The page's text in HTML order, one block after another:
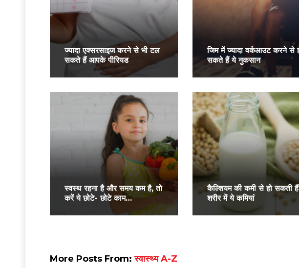
ज्यादा एक्सरसाइज करने से भी टल
सकते हैं आपके पीरियड
जिम में ज्‍यादा वर्कआउट करने से
सकते हैं ये नुकसान
स्वस्थ रहना है और समय कम है, तो
करें ये छोटे- छोटे काम…
कैल्शियम की कमी से हो सकती हैं
शरीर में ये कमियां
More Posts From:स्वास्थ्य A-Z